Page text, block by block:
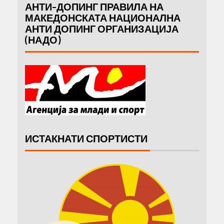
АНТИ-ДОПИНГ ПРАВИЛА НА
МАКЕДОНСКАТА НАЦИОНАЛНА
АНТИ ДОПИНГ ОРГАНИЗАЦИЈА
(НАДО)
ИСТАКНАТИ СПОРТИСТИ